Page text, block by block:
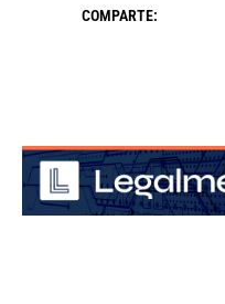
COMPARTE: